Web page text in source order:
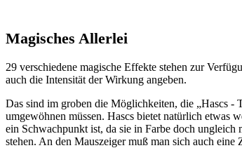
Magisches Allerlei
29 verschiedene magische Effekte stehen zur
auch die Intensität der Wirkung angeben.
Das sind im groben die Möglichkeiten, die „Hascs -
umgewöhnen müssen. Hascs bietet natürlich etwas
ein Schwachpunkt ist, da sie in Farbe doch
stehen. An den Mauszeiger muß man sich auch